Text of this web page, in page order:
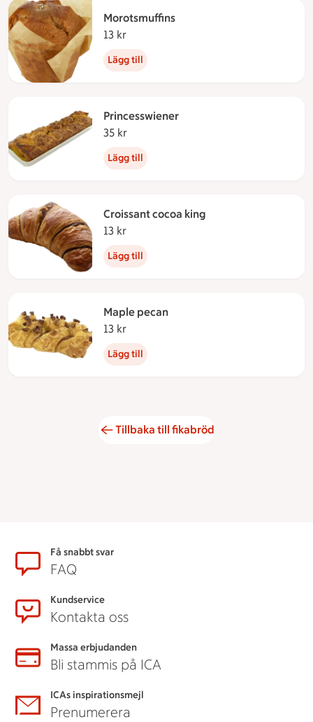
Morotsmuffins
13 kr
Lägg till
Princesswiener
35 kr
Lägg till
Croissant cocoa king
13 kr
Lägg till
Maple pecan
13 kr
Lägg till
Tillbaka till fikabröd
SidfotFå snabbt svar
FAQ
Kundservice
Kontakta oss
Massa erbjudanden
Bli stammis på ICA
ICAs inspirationsmejl
Prenumerera